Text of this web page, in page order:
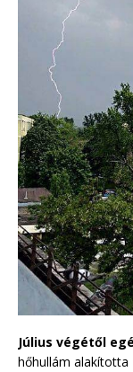
Július végétől
hőhullám alakította